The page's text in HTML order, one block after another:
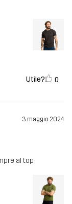
Utile? 0
3 maggio 2024
al top